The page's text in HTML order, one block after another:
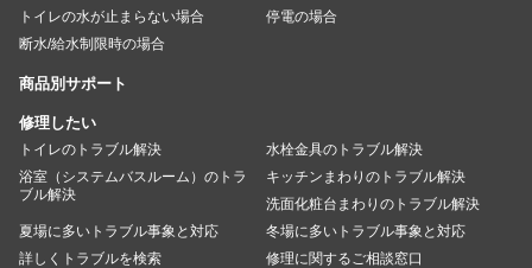
トイレの水が止まらない場合
停電の場合
断水/給水制限時の場合
商品別サポート
修理したい
トイレのトラブル解決
水栓金具のトラブル解決
浴室（システムバスルーム）のトラ
ブル解決
キッチンまわりのトラブル解決
洗面化粧台まわりのトラブル解決
夏場に多いトラブル事象と対応
冬場に多いトラブル事象と対応
詳しくトラブルを検索
修理に関するご相談窓口